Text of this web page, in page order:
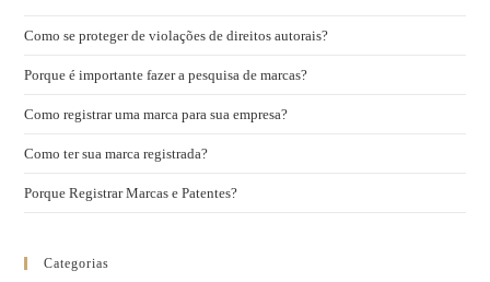
Como se proteger de violações de direitos autorais?
Porque é importante fazer a pesquisa de marcas?
Como registrar uma marca para sua empresa?
Como ter sua marca registrada?
Porque Registrar Marcas e Patentes?
Categorias